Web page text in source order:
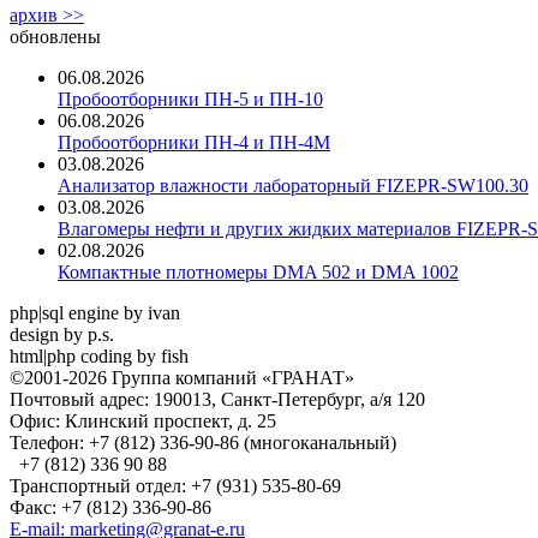
архив >>
обновлены
06.08.2026
Пробоотборники ПН-5 и ПН-10
06.08.2026
Пробоотборники ПН-4 и ПН-4М
03.08.2026
Анализатор влажности лабораторный FIZEPR-SW100.30
03.08.2026
Влагомеры нефти и других жидких материалов FIZEPR-
02.08.2026
Компактные плотномеры DMA 502 и DMA 1002
php|sql engine by ivan
design by p.s.
html|php coding by fish
©2001-2026 Группа компаний «ГРАНАТ»
Почтовый адрес: 190013, Санкт-Петербург, а/я 120
Офис: Клинский проспект, д. 25
Телефон: +7 (812) 336-90-86 (многоканальный)
+7 (812) 336 90 88
Транспортный отдел: +7 (931) 535-80-69
Факс: +7 (812) 336-90-86
E-mail: marketing@granat-e.ru